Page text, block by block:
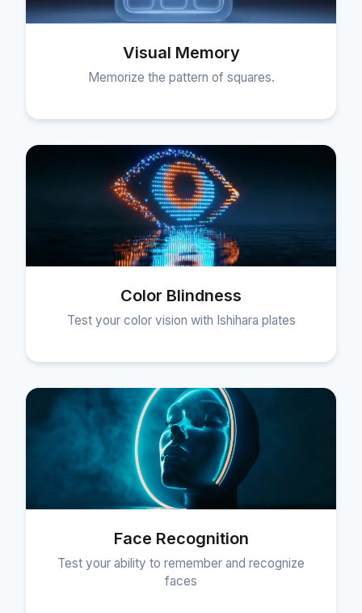
Visual Memory
Memorize the pattern of squares.
Color Blindness
Test your color vision with Ishihara plates
Face Recognition
Test your ability to remember and recognize
faces